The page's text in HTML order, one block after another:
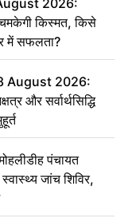
चमकेगी किस्मत, किसे
में सफलता?
August 2026:
और सर्वार्थसिद्धि
पंचायत
जांच शिविर,